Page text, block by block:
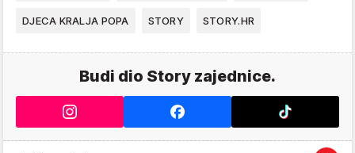
DJECA KRALJA POPA STORY STORY.HR
Budi dio Story zajednice.